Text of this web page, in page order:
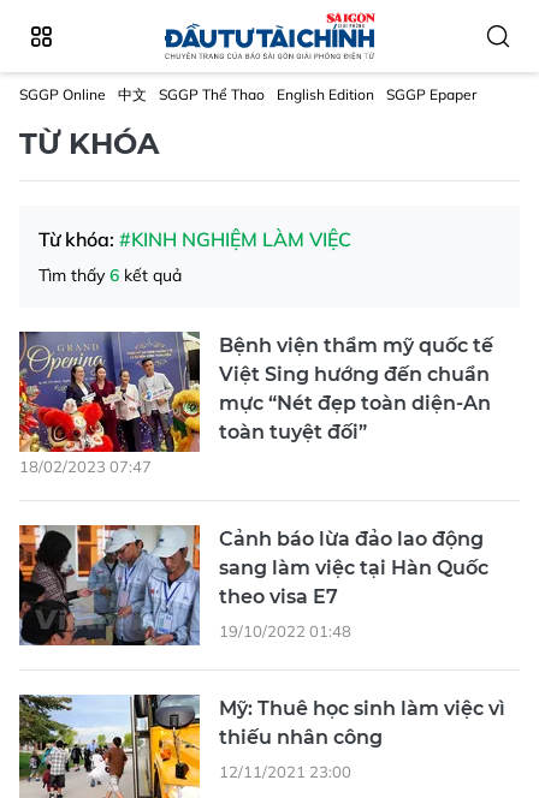
SGGP Online 中文 SGGP Thể Thao English Edition SGGP Epaper
TỪ KHÓA
Từ khóa: #KINH NGHIỆM LÀM VIỆC
Tìm thấy 6 kết quả
Bệnh viện thẩm mỹ quốc tế
Việt Sing hướng đến chuẩn
mực “Nét đẹp toàn diện-An
toàn tuyệt đối”
18/02/2023 07:47
Cảnh báo lừa đảo lao động
sang làm việc tại Hàn Quốc
theo visa E7
19/10/2022 01:48
Mỹ: Thuê học sinh làm việc vì
thiếu nhân công
12/11/2021 23:00